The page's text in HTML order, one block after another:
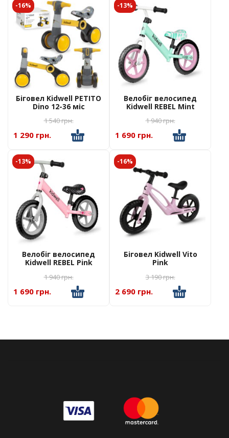
-16%
Біговел Kidwell PETITO
Dino 12-36 міс
1 540грн.
1 290 грн.
-13%
Велобіг велосипед
Kidwell REBEL Mint
1 940грн.
1 690 грн.
-13%
Велобіг велосипед
Kidwell REBEL Pink
1 940грн.
1 690 грн.
-16%
Біговел Kidwell Vito
Pink
3 190грн.
2 690 грн.